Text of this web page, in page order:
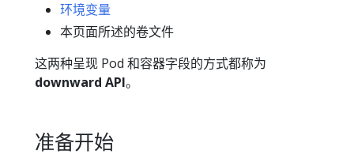
环境变量
本页面所述的卷文件
这两种呈现 Pod 和容器字段的方式都称为
downward API。
准备开始